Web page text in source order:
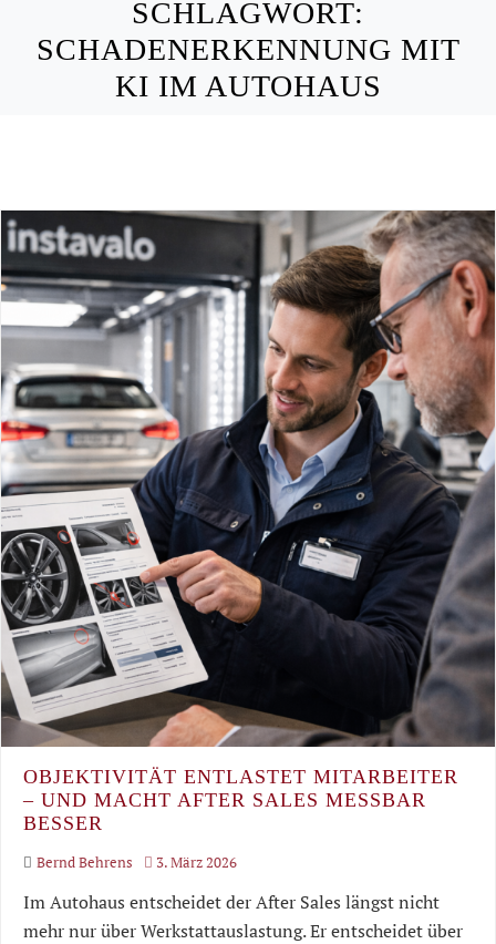
SCHLAGWORT:
SCHADENERKENNUNG MIT
KI IM AUTOHAUS
OBJEKTIVITÄT ENTLASTET MITARBEITER
– UND MACHT AFTER SALES MESSBAR
BESSER
Bernd Behrens 3. März 2026
Im Autohaus entscheidet der After Sales längst nicht
mehr nur über Werkstattauslastung. Er entscheidet über